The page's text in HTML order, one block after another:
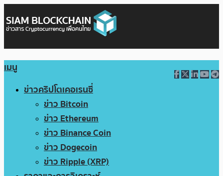
เมนู
ข่าวคริปโตเคอเรนซี่
ข่าว Bitcoin
ข่าว Ethereum
ข่าว Binance Coin
ข่าว Dogecoin
ข่าว Ripple (XRP)